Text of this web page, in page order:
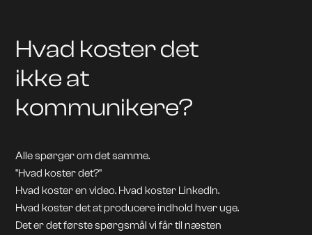
Hvad koster det
ikke at
kommunikere?
Alle spørger om det samme.
"Hvad koster det?"
Hvad koster en video. Hvad koster LinkedIn.
Hvad koster det at producere indhold hver uge.
Det er det første spørgsmål vi får til næsten